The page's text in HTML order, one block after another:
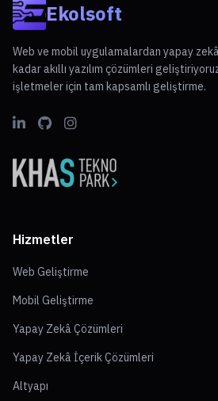
Ekolsoft
Web ve mobil uygulamalardan yapay
kadar akıllı yazılım çözümleri
işletmeler için tam kapsamlı geliştirme.
Hizmetler
Web Geliştirme
Mobil Geliştirme
Yapay Zekâ Çözümleri
Yapay Zekâ İçerik Çözümleri
Altyapı